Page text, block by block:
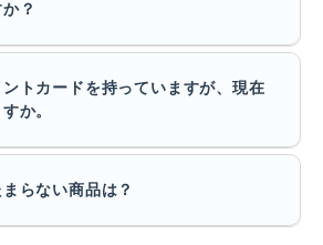
？
トカードを持っていますが、現在
か。
らない商品は？